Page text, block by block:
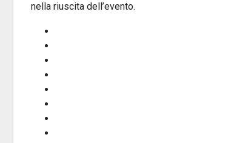
nella riuscita dell’evento.